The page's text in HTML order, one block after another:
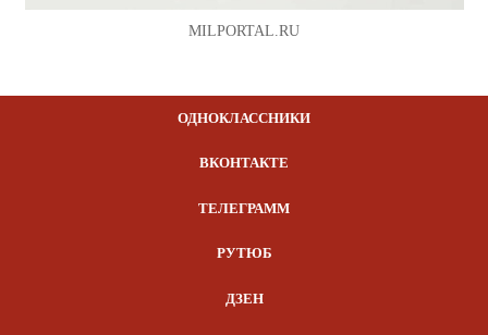
MILPORTAL.RU
ОДНОКЛАССНИКИ
ВКОНТАКТЕ
ТЕЛЕГРАММ
РУТЮБ
ДЗЕН